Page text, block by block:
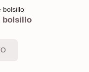
bolsillo